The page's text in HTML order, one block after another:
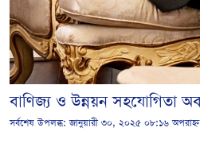
বাণিজ্য ও উন্নয়ন সহযোগিতা
সর্বশেষ উপলব্ধ:জানুয়ারী ৩০, ২০২৫ ০৮:১৬ অপরাহ্ন